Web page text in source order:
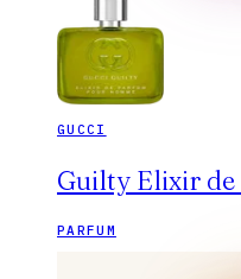
GUCCI
Guilty Elixir
PARFUM